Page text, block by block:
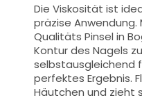
Die Viskosität ist
präzise Anwendung.
QualitätsPinsel in
Kontur des Nagels
selbstausgleichend
perfektes Ergebnis.
Häutchen und zieht